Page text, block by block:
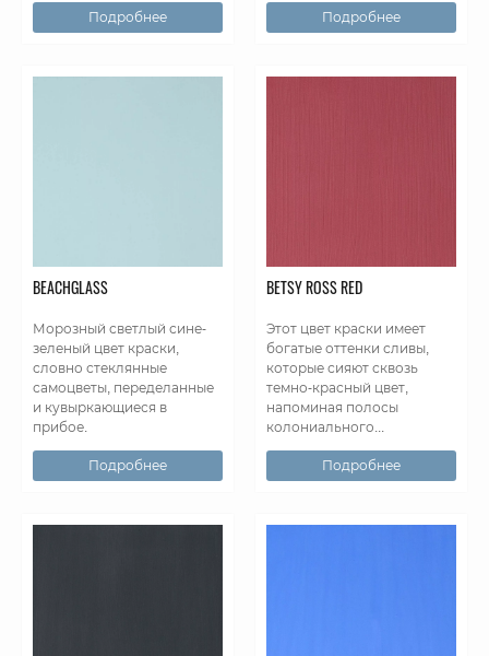
Подробнее Подробнее
BEACHGLASS
Морозный светлый сине-
зеленый цвет краски,
словно стеклянные
самоцветы, переделанные
и кувыркающиеся в
прибое.
Подробнее
BETSY ROSS RED
Этот цвет краски имеет
богатые оттенки сливы,
которые сияют сквозь
темно-красный цвет,
напоминая полосы
колониального...
Подробнее